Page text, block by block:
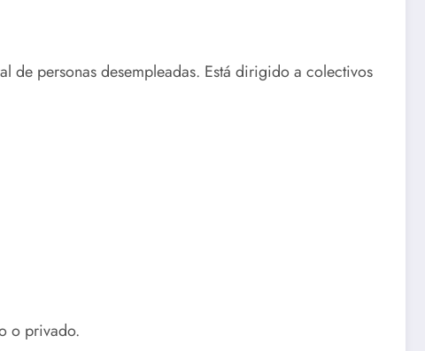
de personas desempleadas. Está dirigido a colectivos
o privado.